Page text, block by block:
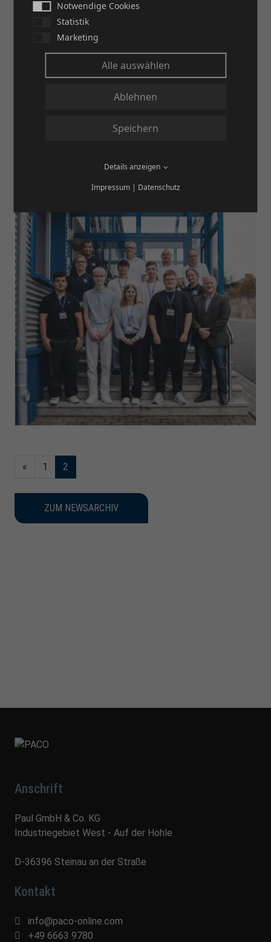
Sieben neue Azubis starten ins Berufsleben bei
« 1 2
ZUM NEWSARCHIV
Anschrift
Paul GmbH & Co. KG
Industriegebiet West - Auf der Hohle
D-36396 Steinau an der Straße
Kontakt
info@paco-online.com
+49 6663 9780
Notwendige Cookies
Statistik
Marketing
Alle auswählen
Ablehnen
Speichern
Details anzeigen
Impressum| Datenschutz